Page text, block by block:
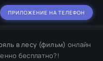
ПРИЛОЖЕНИЕ НА ТЕЛЕФОН
в лесу (фильм) онлайн
бесплатно?!